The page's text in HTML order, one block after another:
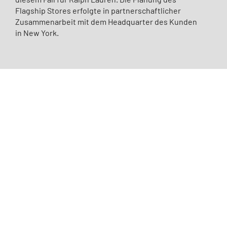
Flagship Stores erfolgte in partnerschaftlicher
Zusammenarbeit mit dem Headquarter des Kunden
in New York.